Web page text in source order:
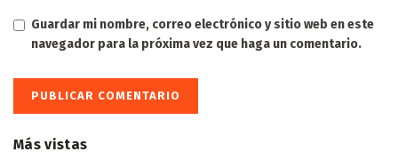
Guardar mi nombre, correo electrónico y sitio web en este
navegador para la próxima vez que haga un comentario.
Más vistas